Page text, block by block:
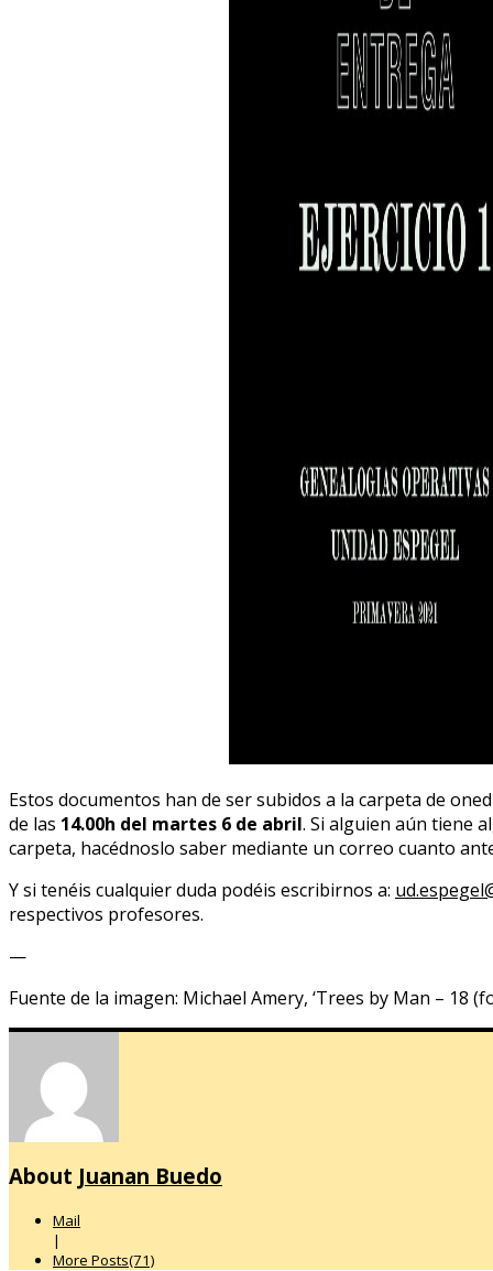
Estos documentos han de ser subidos a la carpeta de
de las 14.00h del martes 6 de abril. Si alguien aún tiene
carpeta, hacédnoslo saber mediante un correo cuanto
Y si tenéis cualquier duda podéis escribirnos a:
respectivos profesores.
—
Fuente de la imagen: Michael Amery, ‘Trees by Man – 18
About Juanan Buedo
Mail
|
More Posts(71)